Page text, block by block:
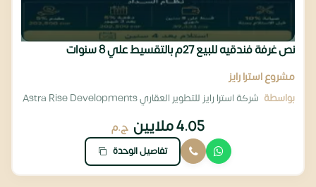
نص غرفة فندقيه للبيع 27م بالتقسيط علي 8 سنوات
مشروع استرا رايز
بواسطة شركة استرا رايز للتطوير العقاري Astra Rise Developments
4.05 ملايين ج.م
تفاصيل الوحدة